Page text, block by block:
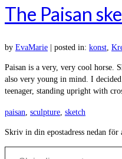
The Paisan
by EvaMarie | posted in: konst
Paisan is a very, very cool horse.
also very young in mind. I
teenager, standing upright with
paisan sculpture sketch
Skriv in din epostadress nedan
Skriv din e-post …